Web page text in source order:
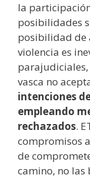
la
posibilidades
posibilidad de
violencia es
parajudiciales,
vasca no
intenciones
empleando
rechazados.
compromisos
de
camino, no las